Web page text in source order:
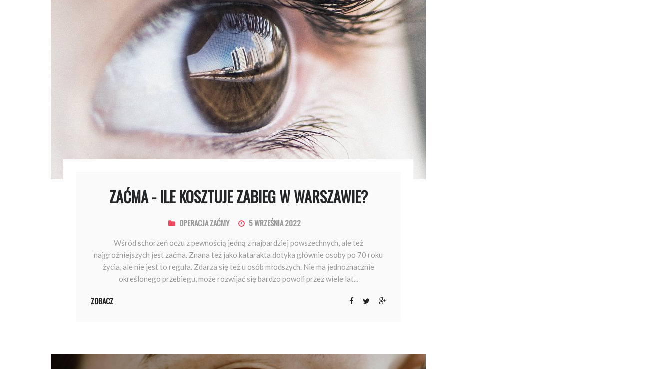
ZAĆMA - ILE KOSZTUJE ZABIEG W WARSZAWIE?
OPERACJA ZAĆMY 5 WRZEŚNIA 2022
​ Wśród schorzeń oczu z pewnością jedną z najbardziej powszechnych, ale też
najgroźniejszych jest zaćma. Znana też jako katarakta dotyka głównie osoby po 70 roku
życia, ale nie jest to reguła. Zdarza się też u osób młodszych. Nie ma jednoznacznie
określonego przebiegu, może rozwijać się bardzo powoli przez wiele lat...
ZOBACZ